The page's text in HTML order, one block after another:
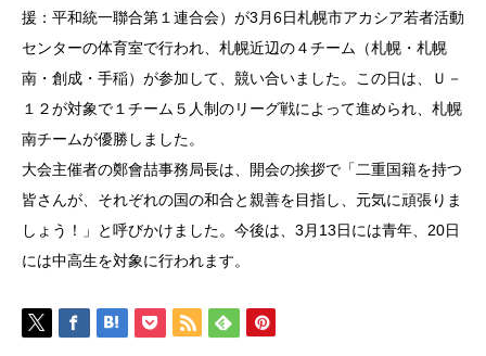
援：平和統一聯合第１連合会）が3月6日札幌市アカシア若者活動
センターの体育室で行われ、札幌近辺の４チーム（札幌・札幌
南・創成・手稲）が参加して、競い合いました。この日は、Ｕ－
１２が対象で１チーム５人制のリーグ戦によって進められ、札幌
南チームが優勝しました。
大会主催者の鄭會喆事務局長は、開会の挨拶で「二重国籍を持つ
皆さんが、それぞれの国の和合と親善を目指し、元気に頑張りま
しょう！」と呼びかけました。今後は、3月13日には青年、20日
には中高生を対象に行われます。